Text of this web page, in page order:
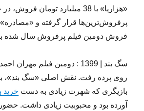
«هزارپا» با 38 میلیارد تومان
فروش دومین فیلم پرفروش سال شده
روی پرده رفت. نقش اصلی «سگ بند»،
بازیگری که شهرت زیادی به دست خرید
آورده بود و محبوبیت زیادی داشت.